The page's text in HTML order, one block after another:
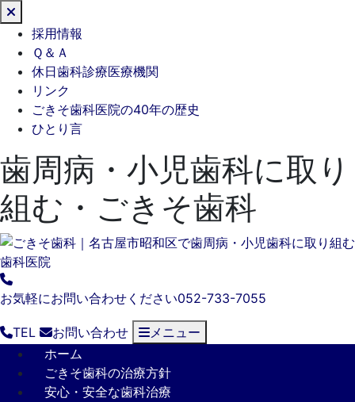
じ
る
採用情報
Ｑ＆Ａ
休日歯科診療医療機関
リンク
ごきそ歯科医院の40年の歴史
ひとり言
歯周病・小児歯科に取り
組む・ごきそ歯科
お気軽にお問い合わせください052-733-7055
TEL お問い合わせ
メニュー
ホーム
ごきそ歯科の治療方針
安心・安全な歯科治療